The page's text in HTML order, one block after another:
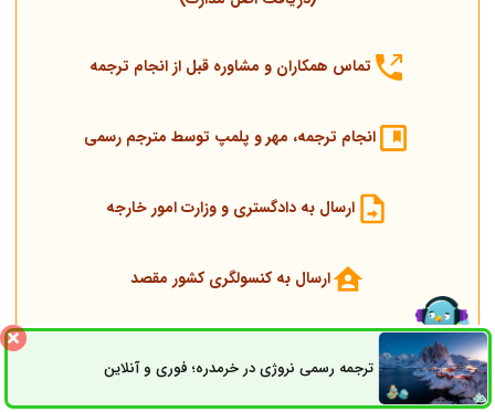
تماس همکاران و مشاوره قبل از انجام ترجمه
انجام ترجمه، مهر و پلمپ توسط مترجم رسمی
ارسال به دادگستری و وزارت امور خارجه
ارسال به کنسولگری کشور مقصد
ترجمه رسمی نروژی در خرمدره؛ فوری و آنلاینثبت سفارش راه های ارتباطی